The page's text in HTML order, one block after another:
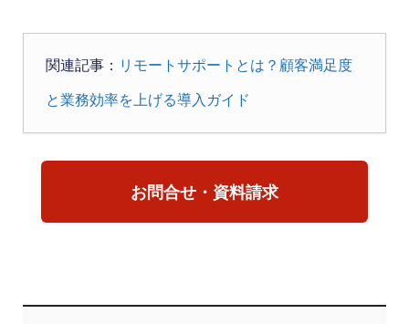
関連記事： リモートサポートとは？顧客満足度
と業務効率を上げる導入ガイド
お問合せ・資料請求